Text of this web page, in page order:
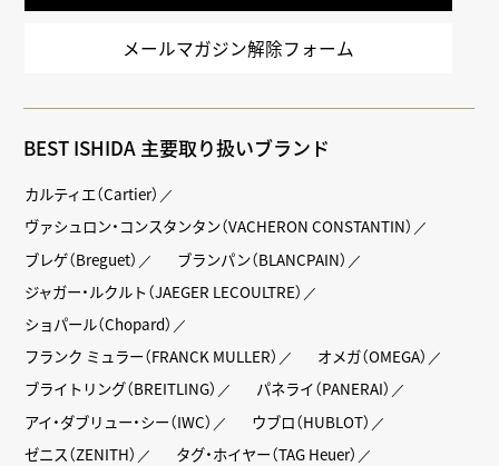
メールマガジン解除フォーム
BEST ISHIDA 主要取り扱いブランド
カルティエ（Cartier）
ヴァシュロン・コンスタンタン（VACHERON CONSTANTIN）
ブレゲ（Breguet）
ブランパン（BLANCPAIN）
ジャガー・ルクルト（JAEGER LECOULTRE）
ショパール（Chopard）
フランク ミュラー（FRANCK MULLER）
オメガ（OMEGA）
ブライトリング（BREITLING）
パネライ（PANERAI）
アイ・ダブリュー・シー（IWC）
ウブロ（HUBLOT）
ゼニス（ZENITH）
タグ・ホイヤー（TAG Heuer）